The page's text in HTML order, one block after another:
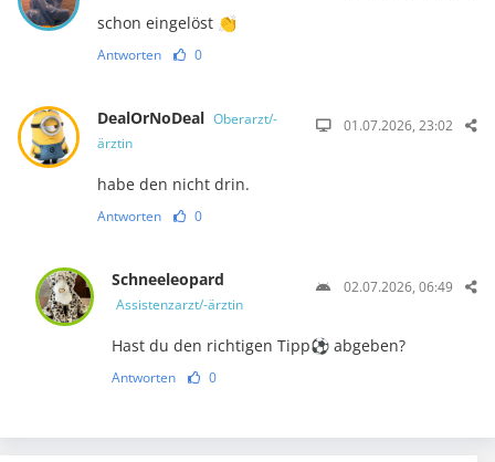
schon eingelöst 👏
Antworten 0
DealOrNoDeal Oberarzt/-
ärztin
01.07.2026, 23:02
habe den nicht drin.
Antworten 0
Schneeleopard
Assistenzarzt/-ärztin
02.07.2026, 06:49
Hast du den richtigen Tipp⚽️ abgeben?
Antworten 0